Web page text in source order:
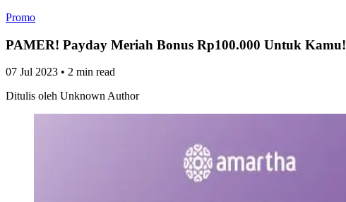
Promo
PAMER! Payday Meriah Bonus Rp100.000 Untuk Kamu!
07 Jul 2023 • 2 min read
Ditulis oleh Unknown Author